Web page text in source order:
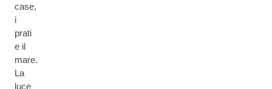
case,
i
prati
e il
mare.
La
luce